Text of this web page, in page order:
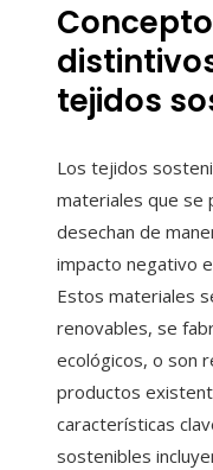
tejidos
Los tejidos
materiales que se
desechan de
impacto negativo
Estos materiales
renovables, se
ecológicos, o son
productos
características
sostenibles